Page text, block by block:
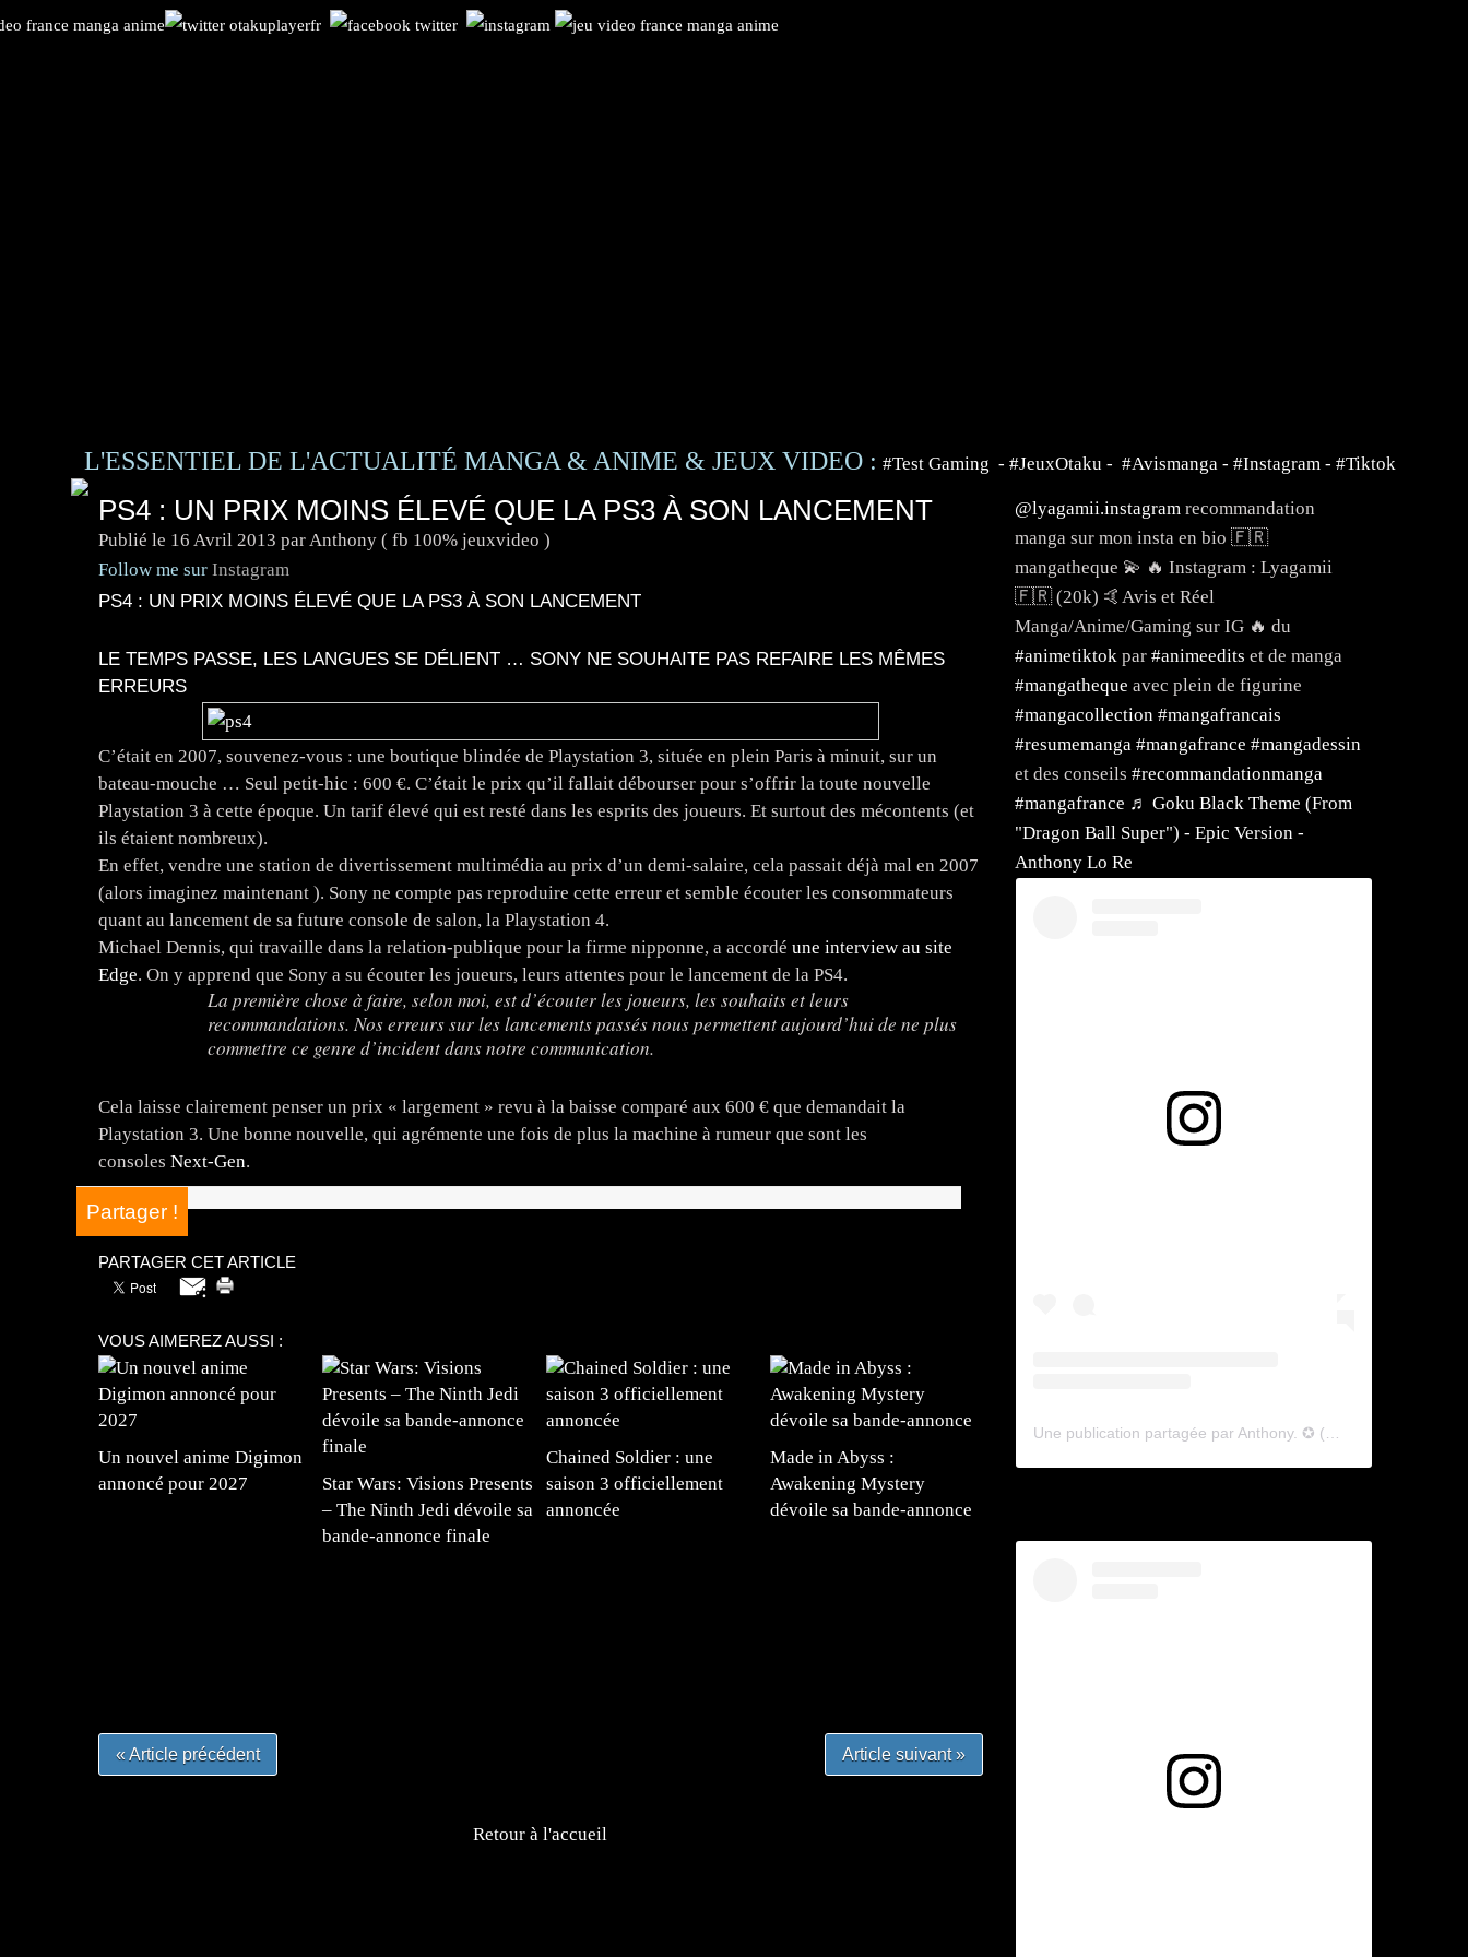
L'ESSENTIEL DE L'ACTUALITÉ MANGA & ANIME & JEUX VIDEO : #Test Gaming - #JeuxOtaku - #Avismanga - #Instagram - #Tiktok
PS4 : UN PRIX MOINS ÉLEVÉ QUE LA PS3 À SON LANCEMENT
Publié le 16 Avril 2013 par Anthony ( fb 100% jeuxvideo )
Follow me sur Instagram
PS4 : UN PRIX MOINS ÉLEVÉ QUE LA PS3 À SON LANCEMENT
LE TEMPS PASSE, LES LANGUES SE DÉLIENT … SONY NE SOUHAITE PAS REFAIRE LES MÊMES
ERREURS
C’était en 2007, souvenez-vous : une boutique blindée de Playstation 3, située en plein Paris à minuit, sur un
bateau-mouche … Seul petit-hic : 600 €. C’était le prix qu’il fallait débourser pour s’offrir la toute nouvelle
Playstation 3 à cette époque. Un tarif élevé qui est resté dans les esprits des joueurs. Et surtout des mécontents (et
ils étaient nombreux).
En effet, vendre une station de divertissement multimédia au prix d’un demi-salaire, cela passait déjà mal en 2007
(alors imaginez maintenant ). Sony ne compte pas reproduire cette erreur et semble écouter les consommateurs
quant au lancement de sa future console de salon, la Playstation 4.
Michael Dennis, qui travaille dans la relation-publique pour la firme nipponne, a accordé une interview au site
Edge. On y apprend que Sony a su écouter les joueurs, leurs attentes pour le lancement de la PS4.
La première chose à faire, selon moi, est d’écouter les joueurs, les souhaits et leurs
recommandations. Nos erreurs sur les lancements passés nous permettent aujourd’hui de ne plus
commettre ce genre d’incident dans notre communication.
Cela laisse clairement penser un prix « largement » revu à la baisse comparé aux 600 € que demandait la
Playstation 3. Une bonne nouvelle, qui agrémente une fois de plus la machine à rumeur que sont les
consoles Next-Gen.
Partager !
PARTAGER CET ARTICLE
VOUS AIMEREZ AUSSI :
Un nouvel anime Digimon
annoncé pour 2027
Star Wars: Visions Presents
– The Ninth Jedi dévoile sa
bande-annonce finale
Chained Soldier : une
saison 3 officiellement
annoncée
Made in Abyss :
Awakening Mystery
dévoile sa bande-annonce
« Article précédent Article suivant »
Retour à l'accueil
@lyagamii.instagram recommandation
manga sur mon insta en bio 🇫🇷
mangatheque 💫 🔥 Instagram : Lyagamii
🇫🇷 (20k) 🤙Avis et Réel
Manga/Anime/Gaming sur IG 🔥 du
#animetiktok par #animeedits et de manga
#mangatheque avec plein de figurine
#mangacollection #mangafrancais
#resumemanga #mangafrance #mangadessin
et des conseils #recommandationmanga
#mangafrance ♬ Goku Black Theme (From
"Dragon Ball Super") - Epic Version -
Anthony Lo Re